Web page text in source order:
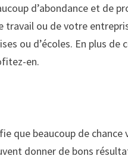
d’abondance et de
ou de votre
ou d’écoles. En plus de
en.
que beaucoup de chance
donner de bons